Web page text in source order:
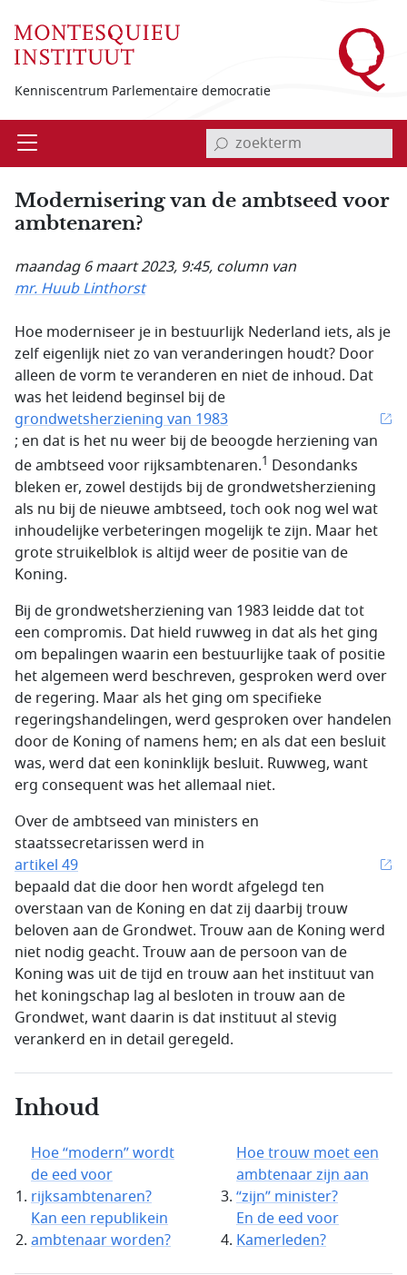
Kenniscentrum Parlementaire democratie
Open invoerveld zoekterm
Modernisering van de ambtseed voor
ambtenaren?
maandag 6 maart 2023, 9:45, column van
mr. Huub Linthorst
Hoe moderniseer je in bestuurlijk Nederland iets, als je
zelf eigenlijk niet zo van veranderingen houdt? Door
alleen de vorm te veranderen en niet de inhoud. Dat
was het leidend beginsel bij de
grondwetsherziening van 1983
; en dat is het nu weer bij de beoogde herziening van
de ambtseed voor rijks­ambtenaren.1 Desondanks
bleken er, zowel destijds bij de grondwetsherziening
als nu bij de nieuwe ambtseed, toch ook nog wel wat
inhoudelijke verbeteringen mogelijk te zijn. Maar het
grote struikelblok is altijd weer de positie van de
Koning.
Bij de grondwetsherziening van 1983 leidde dat tot
een compromis. Dat hield ruwweg in dat als het ging
om bepalingen waarin een bestuurlijke taak of positie
het algemeen werd beschreven, gesproken werd over
de regering. Maar als het ging om specifieke
regeringshandelingen, werd gesproken over handelen
door de Koning of namens hem; en als dat een besluit
was, werd dat een koninklijk besluit. Ruwweg, want
erg consequent was het allemaal niet.
Over de ambtseed van ministers en
staatssecretarissen werd in
artikel 49
bepaald dat die door hen wordt afgelegd ten
overstaan van de Koning en dat zij daarbij trouw
beloven aan de Grondwet. Trouw aan de Koning werd
niet nodig geacht. Trouw aan de persoon van de
Koning was uit de tijd en trouw aan het instituut van
het koningschap lag al besloten in trouw aan de
Grondwet, want daarin is dat instituut al stevig
verankerd en in detail geregeld.
Inhoud
Hoe “modern” wordt
de eed voor
rijksambtenaren?
Kan een republikein
ambtenaar worden?
Hoe trouw moet een
ambtenaar zijn aan
“zijn” minister?
En de eed voor
Kamerleden?